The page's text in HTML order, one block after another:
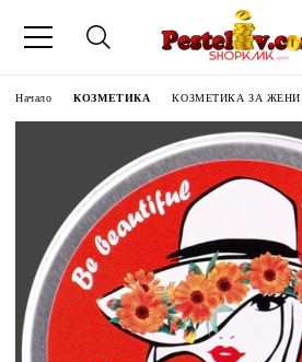
Начало КОЗМЕТИКА КОЗМЕТИКА ЗА ЖЕНИ